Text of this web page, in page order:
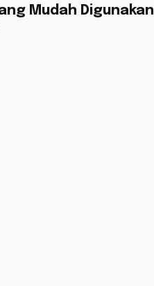
Mudah Digunakan